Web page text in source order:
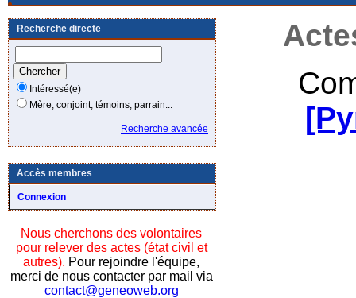
Recherche directe
Intéressé(e)
Mère, conjoint, témoins, parrain...
Recherche avancée
Accès membres
Connexion
Nous cherchons des volontaires
pour relever des actes (état civil et
autres). Pour rejoindre l'équipe,
merci de nous contacter par mail via
contact@geneoweb.org